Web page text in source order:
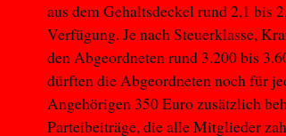
aus dem Gehaltsdeckel rund 2,1
Verfügung. Je nach Steuerklasse,
den Abgeordneten rund 3.200 bis
dürften die Abgeordneten noch für
Angehörigen 350 Euro zusätzlich
Parteibeiträge, die alle Mitglieder